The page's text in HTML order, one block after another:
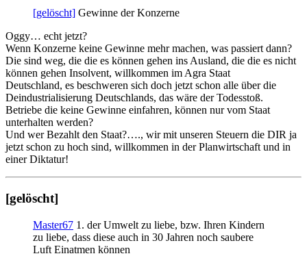
[gelöscht] Gewinne der Konzerne
Oggy… echt jetzt?
Wenn Konzerne keine Gewinne mehr machen, was passiert dann?
Die sind weg, die die es können gehen ins Ausland, die die es nicht
können gehen Insolvent, willkommen im Agra Staat
Deutschland, es beschweren sich doch jetzt schon alle über die
Deindustrialisierung Deutschlands, das wäre der Todesstoß.
Betriebe die keine Gewinne einfahren, können nur vom Staat
unterhalten werden?
Und wer Bezahlt den Staat?…., wir mit unseren Steuern die DIR ja
jetzt schon zu hoch sind, willkommen in der Planwirtschaft und in
einer Diktatur!
[gelöscht]
Master67 1. der Umwelt zu liebe, bzw. Ihren Kindern
zu liebe, dass diese auch in 30 Jahren noch saubere
Luft Einatmen können